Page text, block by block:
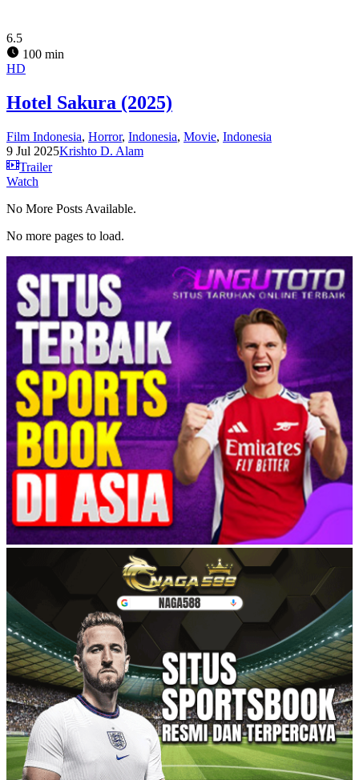
6.5
100 min
HD
Hotel Sakura (2025)
Film Indonesia, Horror, Indonesia, Movie, Indonesia
9 Jul 2025Krishto D. Alam
Trailer
Watch
No More Posts Available.
No more pages to load.